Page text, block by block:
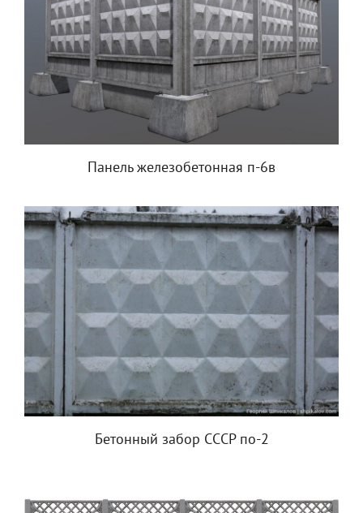
Панель железобетонная п-6в
Бетонный забор СССР по-2